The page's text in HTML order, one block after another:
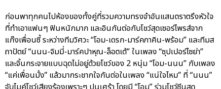
ก่อนพาทุกคนไปห้องของทั้งคู่ที่รวมความทรงจำอันแสนตราตรึงหัวใจ
ที่ทำเอาแฟนๆ ฟินหนักมาก และอินกันต่อกับโชว์สุดเซอร์ไพรส์จาก
แก๊งเพื่อนซี้ ระหว่างทีมวิศวะ “โอม-เดรก-มาร์คภาคิน-พร้อม” และทีมส
ถาปัตย์ “นนน-จิมมี่-มาร์คปาหุณ-ล็อตเต้” ในเพลง “ซุปเปอร์ไซย่า”
และจิ้นกระจายแบบฉุดไม่อยู่ด้วยโชว์ของ 2 หนุ่ม “โอม-นนน” กับเพลง
“แค่เพื่อนมั้ง” แล้วมากระชากใจกันต่อในเพลง “แน่ใจไหม” ที่ “นนน”